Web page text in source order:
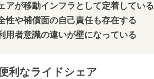
アが移動インフラとして定着している
性や補償面の自己責任も存在する
用者意識の違いが壁になっている
利なライドシェア